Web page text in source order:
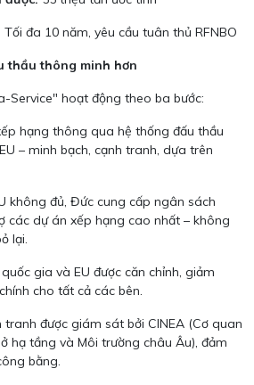
Tối đa 10 năm, yêu cầu tuân thủ RFNBO
thầu thông minh hơn
Service" hoạt động theo ba bước:
hạng thông qua hệ thống đấu thầu
– minh bạch, cạnh tranh, dựa trên
không đủ, Đức cung cấp ngân sách
các dự án xếp hạng cao nhất – không
lại.
gia và EU được căn chỉnh, giảm
cho tất cả các bên.
tranh được giám sát bởi CINEA (Cơ quan
hạ tầng và Môi trường châu Âu), đảm
bằng.